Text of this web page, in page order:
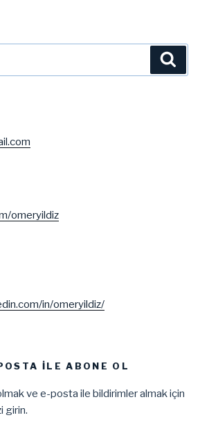
omeryildiz
in/omeryildiz/
ILE ABONE OL
ve e-posta ile bildirimler almak için
girin.